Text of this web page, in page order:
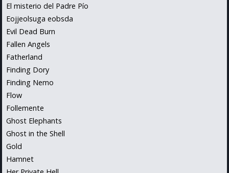
El misterio del Padre Pío
Eojjeolsuga eobsda
Evil Dead Burn
Fallen Angels
Fatherland
Finding Dory
Finding Nemo
Flow
Follemente
Ghost Elephants
Ghost in the Shell
Gold
Hamnet